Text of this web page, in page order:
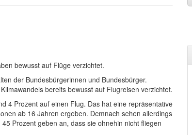
bewusst auf Flüge verzichtet.
der Bundesbürgerinnen und Bundesbürger.
bereits bewusst auf Flugreisen verzichtet.
4 Prozent auf einen Flug. Das hat eine repräsentative
ab 16 Jahren ergeben. Demnach sehen allerdings
Prozent geben an, dass sie ohnehin nicht fliegen